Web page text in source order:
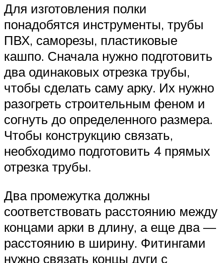
Для изготовления полки
понадобятся инструменты, трубы
ПВХ, саморезы, пластиковые
кашпо. Сначала нужно подготовить
два одинаковых отрезка трубы,
чтобы сделать саму арку. Их нужно
разогреть строительным феном и
согнуть до определенного размера.
Чтобы конструкцию связать,
необходимо подготовить 4 прямых
отрезка трубы.
Два промежутка должны
соответствовать расстоянию между
концами арки в длину, а еще два —
расстоянию в ширину. Фитингами
нужно связать концы дуги с